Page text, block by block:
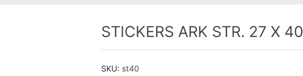
STICKERS ARK STR. 27 X 40
SKU: st40